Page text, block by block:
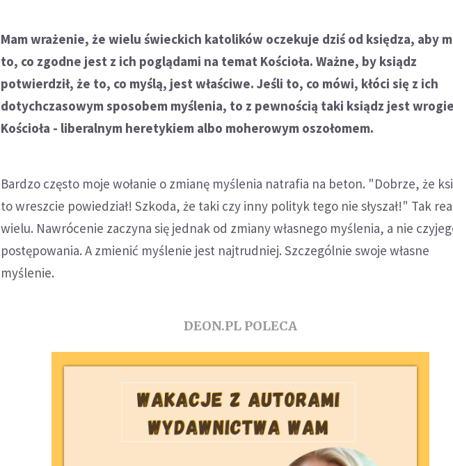
Mam wrażenie, że wielu świeckich katolików oczekuje dziś od księdza, aby
to, co zgodne jest z ich poglądami na temat Kościoła. Ważne, by ksiądz
potwierdził, że to, co myślą, jest właściwe. Jeśli to, co mówi, kłóci się z ich
dotychczasowym sposobem myślenia, to z pewnością taki ksiądz jest
Kościoła - liberalnym heretykiem albo moherowym oszołomem.
Bardzo często moje wołanie o zmianę myślenia natrafia na beton. "Dobrze, że
to wreszcie powiedział! Szkoda, że taki czy inny polityk tego nie słyszał!" Tak
wielu. Nawrócenie zaczyna się jednak od zmiany własnego myślenia, a nie
postępowania. A zmienić myślenie jest najtrudniej. Szczególnie swoje własne
myślenie.
DEON.PL POLECA